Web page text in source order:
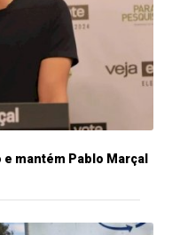
mantém Pablo Marçal